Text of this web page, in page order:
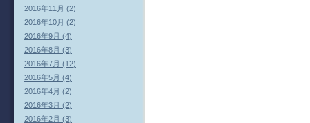
2016年11月 (2)
2016年10月 (2)
2016年9月 (4)
2016年8月 (3)
2016年7月 (12)
2016年5月 (4)
2016年4月 (2)
2016年3月 (2)
2016年2月 (3)